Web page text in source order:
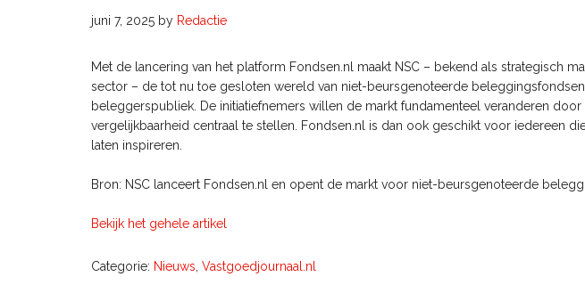
juni 7, 2025 by Redactie
Met de lancering van het platform Fondsen.nl maakt NSC – bekend als strategisch
sector – de tot nu toe gesloten wereld van niet-beursgenoteerde
beleggerspubliek. De initiatiefnemers willen de markt fundamenteel veranderen door
vergelijkbaarheid centraal te stellen. Fondsen.nl is dan ook geschikt voor iedereen
laten inspireren.
Bron: NSC lanceert Fondsen.nl en opent de markt voor niet-beursgenoteerde
Bekijk het gehele artikel
Categorie: Nieuws Vastgoedjournaal.nl